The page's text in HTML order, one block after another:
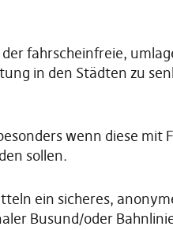
fahrscheinfreie,
in den Städten zu
wenn diese
sollen.
ein sicheres,
Busund/oder